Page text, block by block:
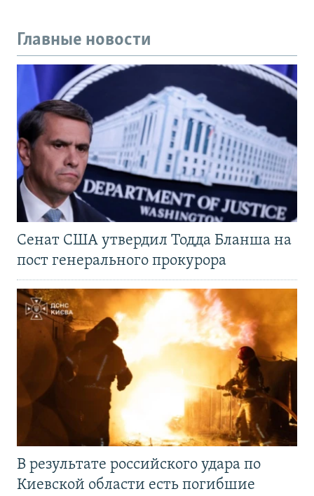
Главные новости
Сенат США утвердил Тодда Бланша на
пост генерального прокурора
В результате российского удара по
Киевской области есть погибшие